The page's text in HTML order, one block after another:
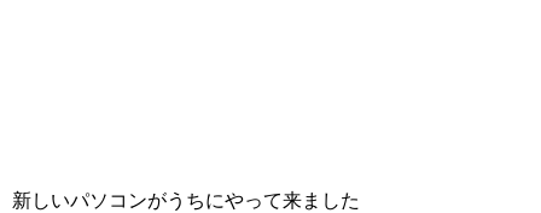
新しいパソコンがうちにやって来ました